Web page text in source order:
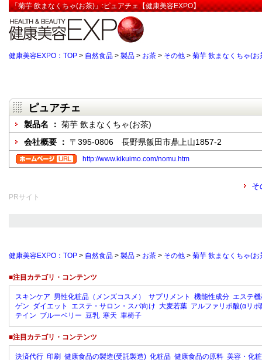
「菊芋 飲まなくちゃ(お茶)」:ピュアチェ【健康美容EXPO】
健康美容EXPO：TOP > 自然食品 > 製品 > お茶 > その他 > 菊芋 飲まなくちゃ(お
ピュアチェ
製品名 ： 菊芋 飲まなくちゃ(お茶)
会社概要 ： 〒395-0806 長野県飯田市鼎上山1857-2
http://www.kikuimo.com/nomu.htm
そ
PRサイト
健康美容EXPO：TOP > 自然食品 > 製品 > お茶 > その他 > 菊芋 飲まなくちゃ(お
■注目カテゴリ・コンテンツ
スキンケア 男性化粧品（メンズコスメ） サプリメント 機能性成分 エステ
ゲン ダイエット エステ・サロン・スパ向け 大麦若葉 アルファリポ酸(αリポ
テイン ブルーベリー 豆乳 寒天 車椅子
■注目カテゴリ・コンテンツ
決済代行 印刷 健康食品の製造(受託製造) 化粧品 健康食品の原料 美容・化